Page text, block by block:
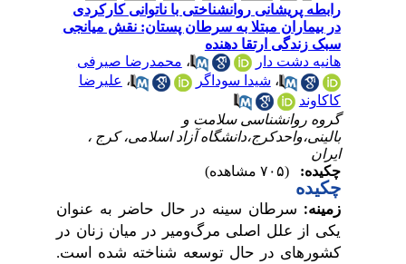
رابطه پریشانی روانشناختی با ناتوانی کارکردی
در بیماران مبتلا به سرطان پستان: نقش میانجی
سبک زندگی ارتقا دهنده
هانیه دشت دار
،محمدرضا صیرفی
،شیدا سوداگر ،علیرضا
کاکاوند
گروه روانشناسی سلامت و
بالینی،واحدکرج،دانشگاه آزاد اسلامی، کرج ،
ایران
چکیده:
چکیده
زمینه: سرطان سینه در حال حاضر به عنوان
یکی از علل اصلی مرگومیر در میان زنان در
کشورهای در حال توسعه شناخته شده است.